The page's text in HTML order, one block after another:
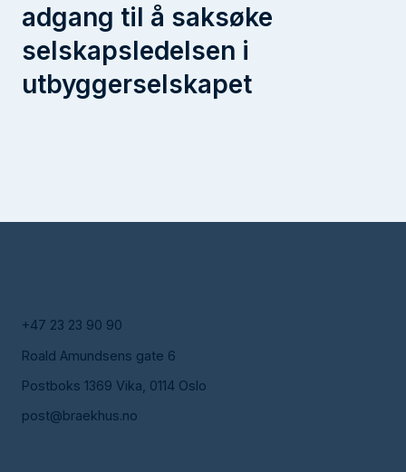
adgang til å saksøke
selskapsledelsen i
utbyggerselskapet
+47 23 23 90 90
Roald Amundsens gate 6
Postboks 1369 Vika, 0114 Oslo
post@braekhus.no